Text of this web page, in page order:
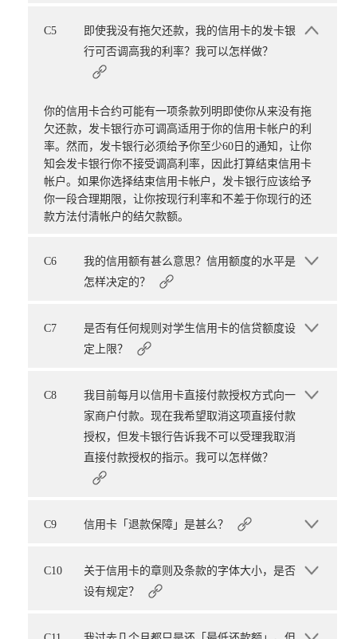
C5
即使我没有拖欠还款，我的信用卡的发卡银
行可否调高我的利率？我可以怎样做？
你的信用卡合约可能有一项条款列明即使你从来没有拖
欠还款，发卡银行亦可调高适用于你的信用卡帐户的利
率。然而，发卡银行必须给予你至少60日的通知，让你
知会发卡银行你不接受调高利率，因此打算结束信用卡
帐户。如果你选择结束信用卡帐户，发卡银行应该给予
你一段合理期限，让你按现行利率和不差于你现行的还
款方法付清帐户的结欠款额。
C6
我的信用额有甚么意思？信用额度的水平是
怎样决定的？
C7
是否有任何规则对学生信用卡的信贷额度设
定上限？
C8
我目前每月以信用卡直接付款授权方式向一
家商户付款。现在我希望取消这项直接付款
授权，但发卡银行告诉我不可以受理我取消
直接付款授权的指示。我可以怎样做？
C9 信用卡「退款保障」是甚么？
C10
关于信用卡的章则及条款的字体大小，是否
设有规定？